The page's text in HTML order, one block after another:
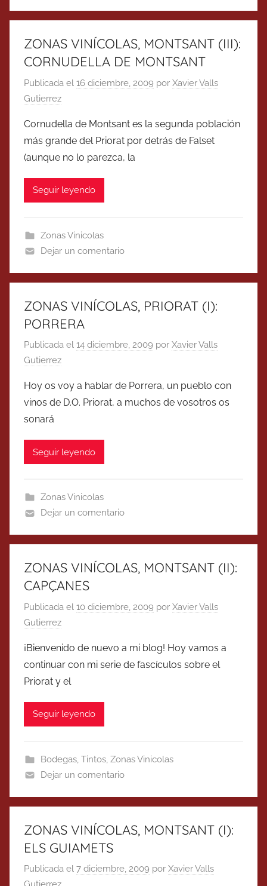
ZONAS VINÍCOLAS, MONTSANT (III):
CORNUDELLA DE MONTSANT
Publicada el 16 diciembre, 2009 por Xavier Valls
Gutierrez
Cornudella de Montsant es la segunda población
más grande del Priorat por detrás de Falset
(aunque no lo parezca, la
Seguir leyendo
Zonas Vinicolas
Dejar un comentario
ZONAS VINÍCOLAS, PRIORAT (I):
PORRERA
Publicada el 14 diciembre, 2009 por Xavier Valls
Gutierrez
Hoy os voy a hablar de Porrera, un pueblo con
vinos de D.O. Priorat, a muchos de vosotros os
sonará
Seguir leyendo
Zonas Vinicolas
Dejar un comentario
ZONAS VINÍCOLAS, MONTSANT (II):
CAPÇANES
Publicada el 10 diciembre, 2009 por Xavier Valls
Gutierrez
¡Bienvenido de nuevo a mi blog! Hoy vamos a
continuar con mi serie de fascículos sobre el
Priorat y el
Seguir leyendo
Bodegas, Tintos, Zonas Vinicolas
Dejar un comentario
ZONAS VINÍCOLAS, MONTSANT (I):
ELS GUIAMETS
Publicada el 7 diciembre, 2009 por Xavier Valls